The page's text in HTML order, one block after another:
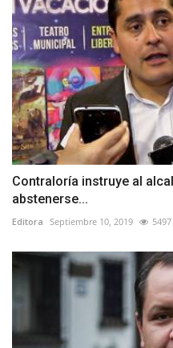
Contraloría instruye al
abstenerse...
Editora Septiembre 10, 2019 5497